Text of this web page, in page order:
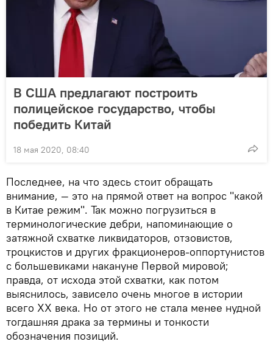
В США предлагают построить
полицейское государство, чтобы
победить Китай
18 мая 2020, 08:40
Последнее, на что здесь стоит обращать
внимание, — это на прямой ответ на вопрос "какой
в Китае режим". Так можно погрузиться в
терминологические дебри, напоминающие о
затяжной схватке ликвидаторов, отзовистов,
троцкистов и других фракционеров-оппортунистов
с большевиками накануне Первой мировой;
правда, от исхода этой схватки, как потом
выяснилось, зависело очень многое в истории
всего ХХ века. Но от этого не стала менее нудной
тогдашняя драка за термины и тонкости
обозначения позиций.